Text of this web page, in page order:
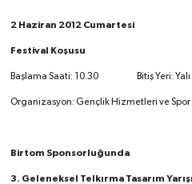
2 Haziran 2012 Cumartesi
Festival Koşusu
Başlama Saati: 10.30 Bitiş Yeri: Yalı
Organizasyon: Gençlik Hizmetleri ve
Birtom Sponsorluğunda
3. Geleneksel Telkırma Tasarım